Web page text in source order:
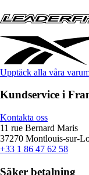
Upptäck alla våra
Kundservice i
Kontakta oss
11 rue Bernard Maris
37270 Montlouis-sur-
+33 1 86 47 62 58
Säker betalning